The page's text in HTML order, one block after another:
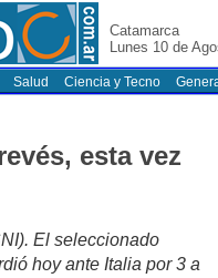
Catamarca
Lunes 10 de
Salud Ciencia y Tecno
esta vez
El seleccionado
hoy ante Italia por 3 a